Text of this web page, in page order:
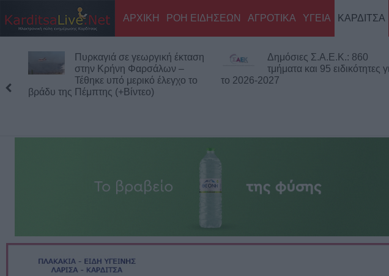
ΑΡΧΙΚΗ ΡΟΗ ΕΙΔΗΣΕΩΝ ΑΓΡΟΤΙΚΑ ΥΓΕΙΑ ΚΑΡΔΙΤΣΑ
Πυρκαγιά σε γεωργική έκταση
στην Κρήνη Φαρσάλων –
Τέθηκε υπό μερικό έλεγχο το
βράδυ της Πέμπτης (+Βίντεο)
Δημόσιες Σ.Α.Ε.Κ.: 860
τμήματα και 95 ειδικότητες
το 2026-2027